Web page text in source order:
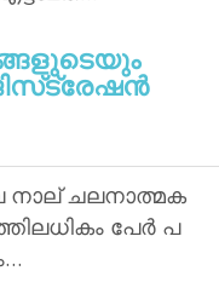
നാല് ചലനാത്മക
പേര്‍ പ